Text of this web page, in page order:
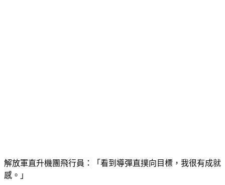
解放軍直升機團飛行員：「看到導彈直撲向目標，我很有成就